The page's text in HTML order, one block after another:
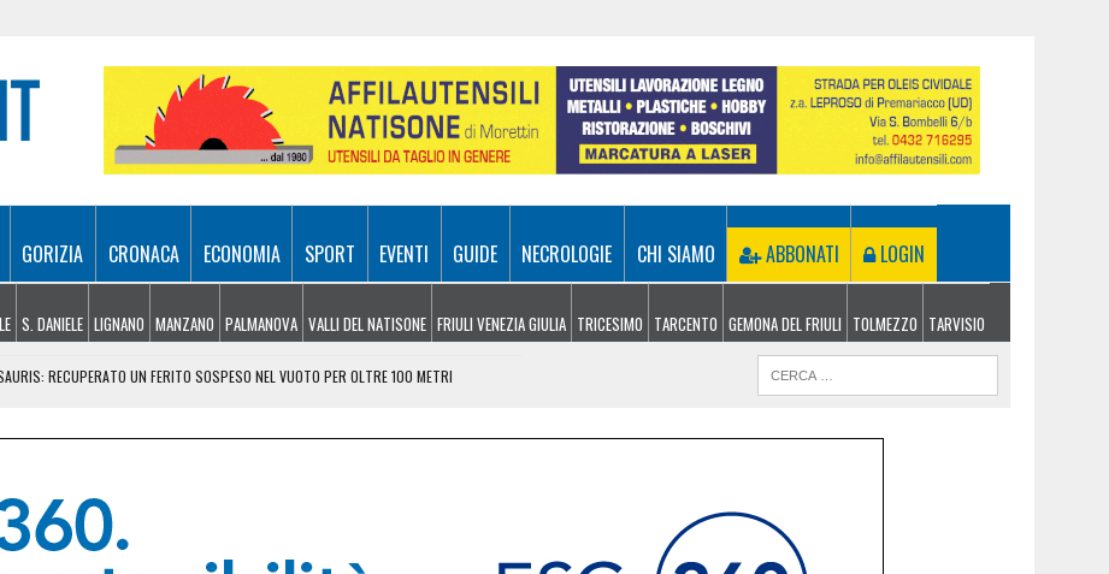
GORIZIA CRONACA ECONOMIA SPORT EVENTI GUIDE NECROLOGIE CHI SIAMO ABBONATI LOGIN
S. DANIELE LIGNANO MANZANO PALMANOVA VALLI DEL NATISONE FRIULI VENEZIA GIULIA TRICESIMO TARCENTO GEMONA DEL FRIULI TOLMEZZO TARVISIO
RECUPERATO UN FERITO SOSPESO NEL VUOTO PER OLTRE 100 METRI
VOLA IN VIETNAM PER RAPPRESENTARE L’ITALIA
NON AVEVA MAI PRESO LA PATENTE